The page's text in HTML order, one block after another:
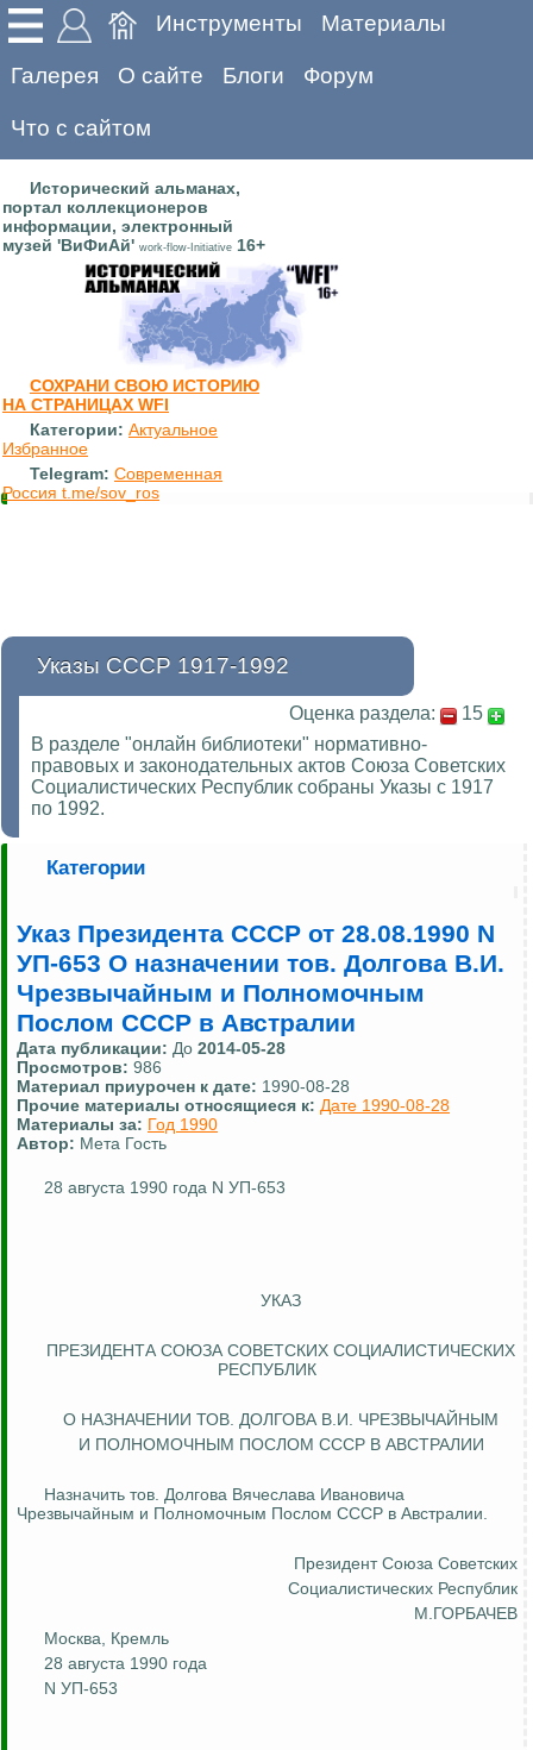
Инструменты Материалы
Галерея О сайте Блоги Форум
Что с сайтом
Исторический альманах,
портал коллекционеров
информации, электронный
музей 'ВиФиАй' work-flow-Initiative 16+
СОХРАНИ СВОЮ ИСТОРИЮ
НА СТРАНИЦАХ WFI
Категории: Актуальное
Избранное
Telegram: Современная
Россия t.me/sov_ros
Указы СССР 1917-1992
Оценка раздела:
15
В разделе "онлайн библиотеки" нормативно-
правовых и законодательных актов Союза Советских
Социалистических Республик собраны Указы с 1917
по 1992.
Категории
Указ Президента СССР от 28.08.1990 N
УП-653 О назначении тов. Долгова В.И.
Чрезвычайным и Полномочным
Послом СССР в Австралии
Дата публикации: До 2014-05-28
Просмотров: 986
Материал приурочен к дате: 1990-08-28
Прочие материалы относящиеся к: Дате 1990-08-28
Материалы за: Год 1990
Автор: Мета Гость
28 августа 1990 года N УП-653
УКАЗ
ПРЕЗИДЕНТА СОЮЗА СОВЕТСКИХ СОЦИАЛИСТИЧЕСКИХ
РЕСПУБЛИК
О НАЗНАЧЕНИИ ТОВ. ДОЛГОВА В.И. ЧРЕЗВЫЧАЙНЫМ
И ПОЛНОМОЧНЫМ ПОСЛОМ СССР В АВСТРАЛИИ
Назначить тов. Долгова Вячеслава Ивановича
Чрезвычайным и Полномочным Послом СССР в Австралии.
Президент Союза Советских
Социалистических Республик
М.ГОРБАЧЕВ
Москва, Кремль
28 августа 1990 года
N УП-653